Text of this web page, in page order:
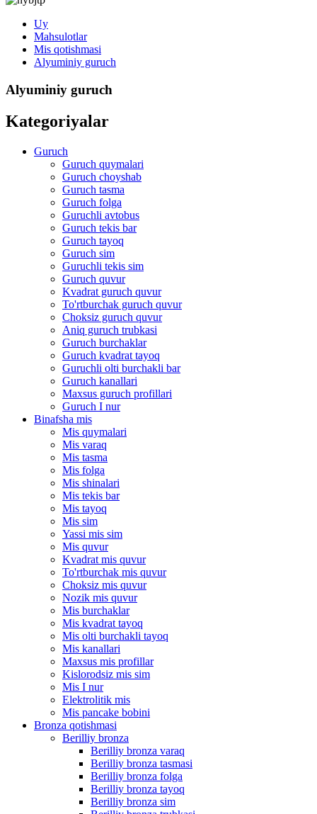
Uy
Mahsulotlar
Mis qotishmasi
Alyuminiy guruch
Alyuminiy guruch
Kategoriyalar
Guruch
Guruch quymalari
Guruch choyshab
Guruch tasma
Guruch folga
Guruchli avtobus
Guruch tekis bar
Guruch tayoq
Guruch sim
Guruchli tekis sim
Guruch quvur
Kvadrat guruch quvur
To'rtburchak guruch quvur
Choksiz guruch quvur
Aniq guruch trubkasi
Guruch burchaklar
Guruch kvadrat tayoq
Guruchli olti burchakli bar
Guruch kanallari
Maxsus guruch profillari
Guruch I nur
Binafsha mis
Mis quymalari
Mis varaq
Mis tasma
Mis folga
Mis shinalari
Mis tekis bar
Mis tayoq
Mis sim
Yassi mis sim
Mis quvur
Kvadrat mis quvur
To'rtburchak mis quvur
Choksiz mis quvur
Nozik mis quvur
Mis burchaklar
Mis kvadrat tayoq
Mis olti burchakli tayoq
Mis kanallari
Maxsus mis profillar
Kislorodsiz mis sim
Mis I nur
Elektrolitik mis
Mis pancake bobini
Bronza qotishmasi
Berilliy bronza
Berilliy bronza varaq
Berilliy bronza tasmasi
Berilliy bronza folga
Berilliy bronza tayoq
Berilliy bronza sim